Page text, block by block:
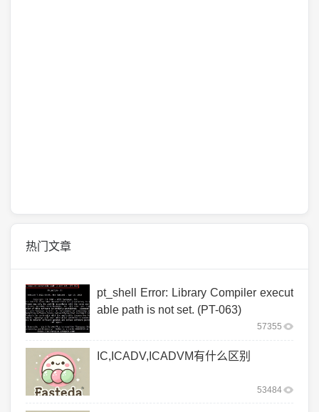
热门文章
pt_shell Error: Library Compiler execut
able path is not set. (PT-063)
57355
IC,ICADV,ICADVM有什么区别
53484